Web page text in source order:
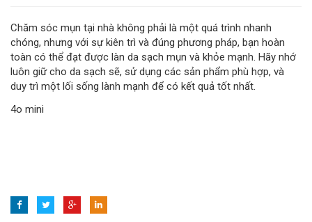
Chăm sóc mụn tại nhà không phải là một quá trình nhanh
chóng, nhưng với sự kiên trì và đúng phương pháp, bạn hoàn
toàn có thể đạt được làn da sạch mụn và khỏe mạnh. Hãy nhớ
luôn giữ cho da sạch sẽ, sử dụng các sản phẩm phù hợp, và
duy trì một lối sống lành mạnh để có kết quả tốt nhất.
4o mini